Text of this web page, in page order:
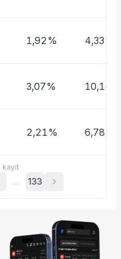
1,92% 4,33%
3,07% 10,16%
2,21% 6,78%
kayıt
… 133